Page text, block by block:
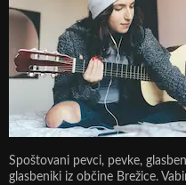
Spoštovani pevci, pevke,
glasbeniki iz občine Brežice.